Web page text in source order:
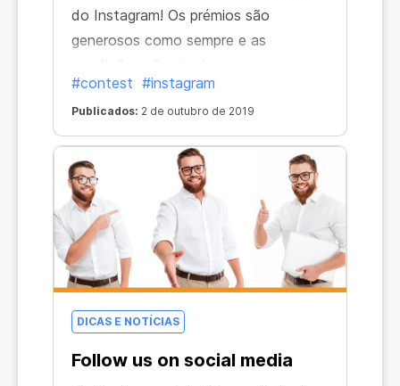
do Instagram! Os prémios são
generosos como sempre e as
#contest #instagram
Publicados: 2 de outubro de 2019
DICAS E NOTÍCIAS
Follow us on social media